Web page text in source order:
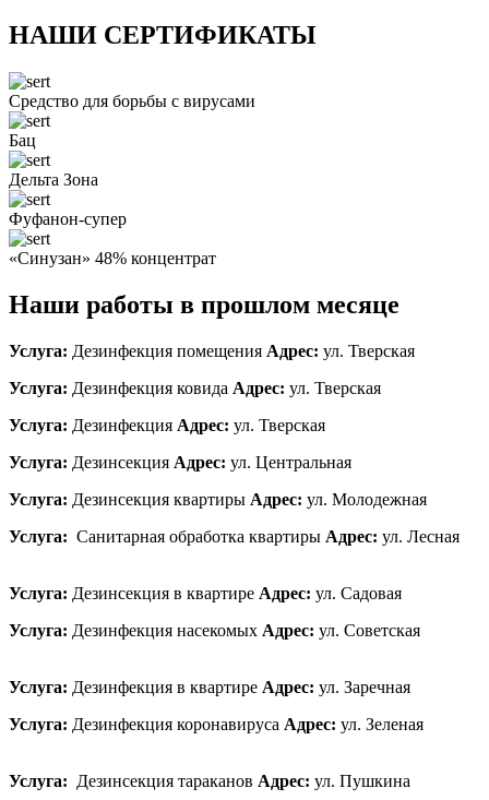
НАШИ СЕРТИФИКАТЫ
Средство для борьбы с вирусами
Бац
Дельта Зона
Фуфанон-супер
«Синузан» 48% концентрат
Наши работы в прошлом месяце
Услуга: Дезинфекция помещения Адрес: ул. Тверская
Услуга: Дезинфекция ковида Адрес: ул. Тверская
Услуга: Дезинфекция Адрес: ул. Тверская
Услуга: Дезинсекция Адрес: ул. Центральная
Услуга: Дезинсекция квартиры Адрес: ул. Молодежная
Услуга: Санитарная обработка квартиры Адрес: ул. Лесная
Услуга: Дезинсекция в квартире Адрес: ул. Садовая
Услуга: Дезинфекция насекомых Адрес: ул. Советская
Услуга: Дезинфекция в квартире Адрес: ул. Заречная
Услуга: Дезинфекция коронавируса Адрес: ул. Зеленая
Услуга: Дезинсекция тараканов Адрес: ул. Пушкина